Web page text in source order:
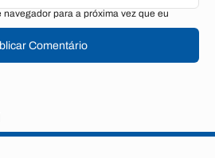
para a próxima vez que eu
Comentário